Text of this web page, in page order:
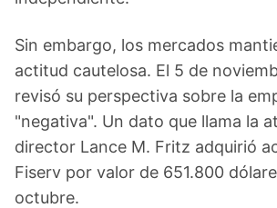
Sin embargo, los mercados
actitud cautelosa. El 5 de
revisó su perspectiva sobre la
"negativa". Un dato que llama la
director Lance M. Fritz adquirió
Fiserv por valor de 651.800
octubre.